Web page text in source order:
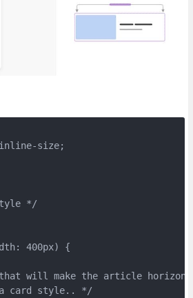
size;
*/
400px) {
will make the article
card style.. */